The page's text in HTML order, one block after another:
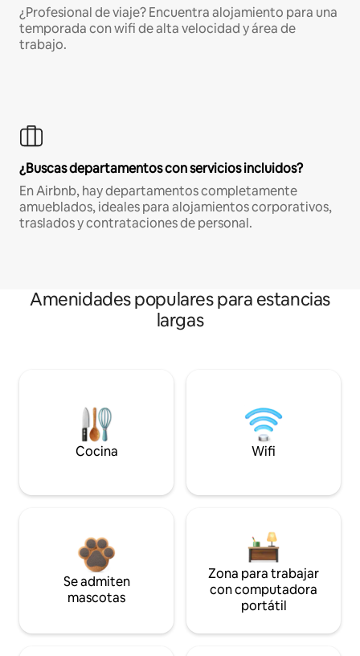
¿Profesional de viaje? Encuentra alojamiento para una
temporada con wifi de alta velocidad y área de
trabajo.
¿Buscas departamentos con servicios incluidos?
En Airbnb, hay departamentos completamente
amueblados, ideales para alojamientos corporativos,
traslados y contrataciones de personal.
Amenidades populares para estancias
largas
Cocina Wifi
Se admiten
mascotas
Zona para trabajar
con computadora
portátil